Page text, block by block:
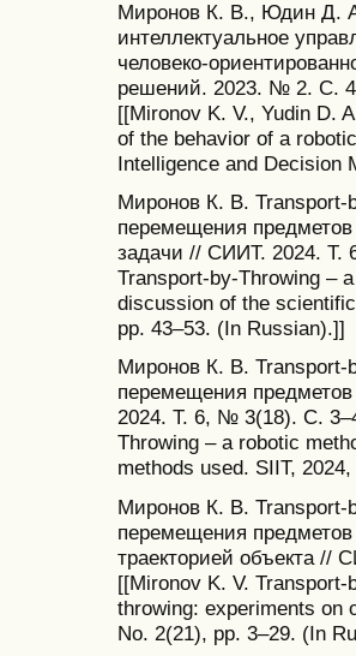
Миронов К. В., Юдин Д.
интеллектуальное
человеко-
решений. 2023. № 2. С.
[[Mironov K. V., Yudin D.
of the behavior of a
Intelligence and Decision
Миронов К. В. Transport-
перемещения
задачи // СИИТ. 2024. Т.
Transport-by-Throwing –
discussion of the
pp. 43–53. (In Russian).]]
Миронов К. В. Transport-
перемещения
2024. Т. 6, № 3(18). С.
Throwing – a robotic
methods used. SIIT,
Миронов К. В. Transport-
перемещения
траекторией объекта //
[[Mironov K. V.
throwing: experiments on
No. 2(21), pp. 3–29. (In